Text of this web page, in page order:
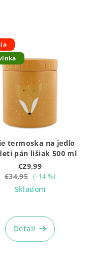
termoska na jedlo
pán lišiak 500 ml
€29,99
€34,95 (–14 %)
Skladom
Detail